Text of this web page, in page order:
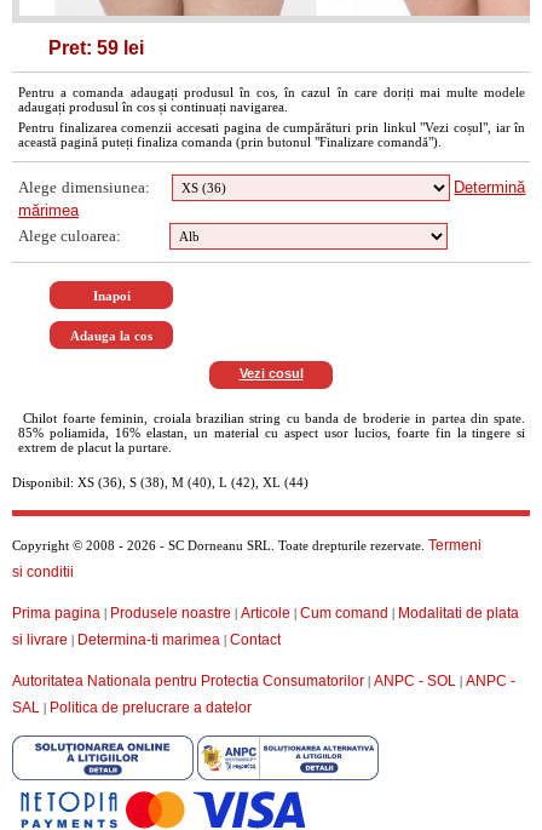
Pret: 59 lei
Pentru a comanda adaugați produsul în cos, în cazul în care doriți mai multe modele
adaugați produsul în cos și continuați navigarea.
Pentru finalizarea comenzii accesati pagina de cumpărături prin linkul "Vezi coșul", iar în
această pagină puteți finaliza comanda (prin butonul "Finalizare comandă").
Alege dimensiunea:
Determină
mărimea
Alege culoarea:
Vezi cosul
Chilot foarte feminin, croiala brazilian string cu banda de broderie in partea din spate.
85% poliamida, 16% elastan, un material cu aspect usor lucios, foarte fin la tingere si
extrem de placut la purtare.
Disponibil: XS (36), S (38), M (40), L (42), XL (44)
Copyright © 2008 - 2026 - SC Dorneanu SRL. Toate drepturile rezervate. Termeni
si conditii
Prima pagina | Produsele noastre | Articole | Cum comand | Modalitati de plata
si livrare | Determina-ti marimea | Contact
Autoritatea Nationala pentru Protectia Consumatorilor | ANPC - SOL | ANPC -
SAL | Politica de prelucrare a datelor